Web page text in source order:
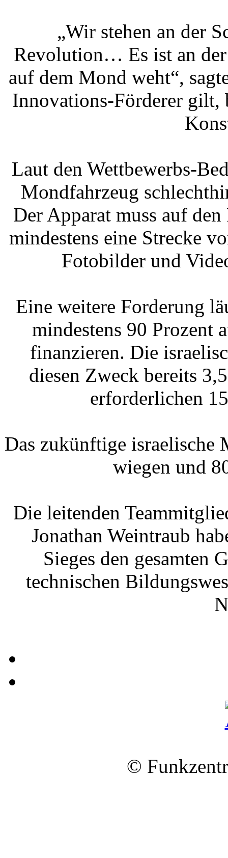
„Wir stehen an der
Revolution… Es ist an der
auf dem Mond weht“,
Innovations-Förderer gilt,
Laut den Wettbewerbs-
Mondfahrzeug
Der Apparat muss auf
mindestens eine Strecke
Fotobilder und
Eine weitere Forderung
mindestens 90 Prozent
finanzieren. Die
diesen Zweck bereits
erforderlichen
Das zukünftige
wiegen und
Die leitenden
Jonathan Weintraub
Sieges den gesamten
technischen
©